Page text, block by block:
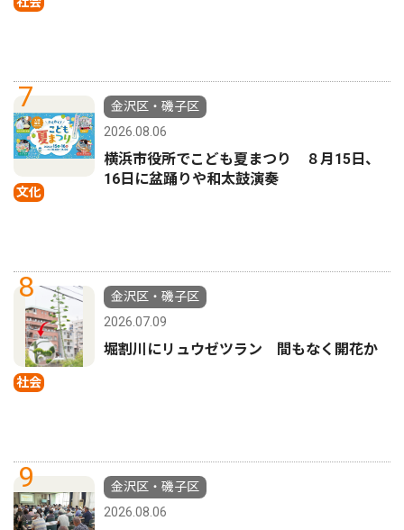
7
文化
金沢区・磯子区
2026.08.06
横浜市役所でこども夏まつり ８月15日、
16日に盆踊りや和太鼓演奏
8
社会
金沢区・磯子区
2026.07.09
堀割川にリュウゼツラン 間もなく開花か
9
金沢区・磯子区
2026.08.06